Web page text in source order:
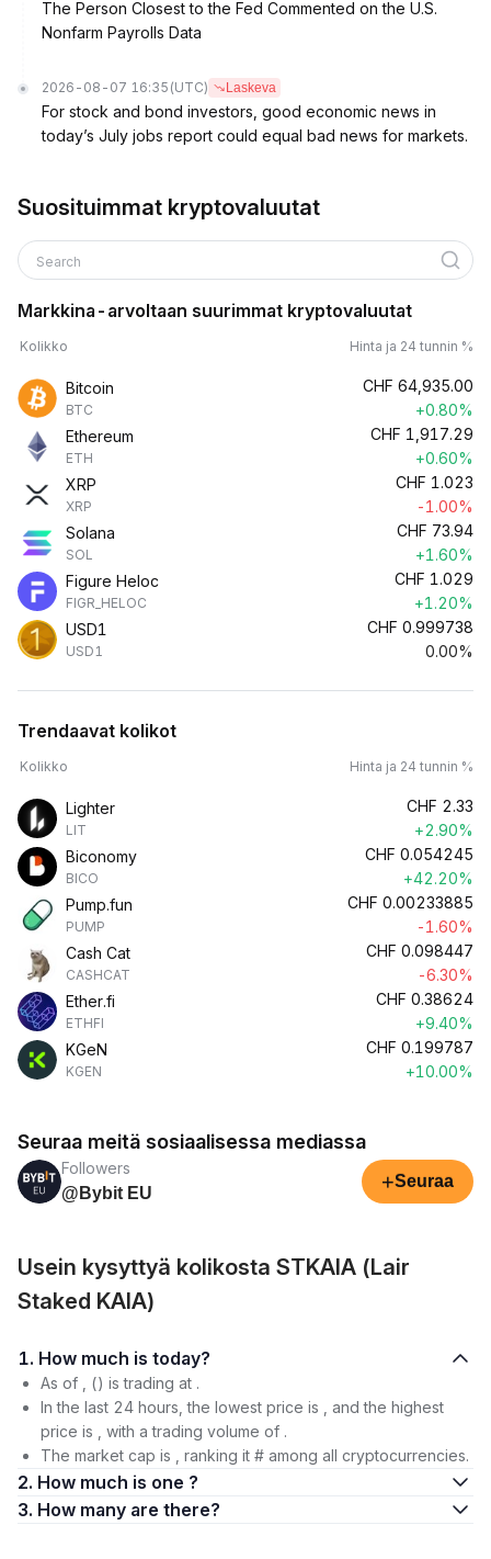
The Person Closest to the Fed Commented on the U.S.
Nonfarm Payrolls Data
2026-08-07 16:35 (UTC) Laskeva
For stock and bond investors, good economic news in
today’s July jobs report could equal bad news for markets.
Suosituimmat kryptovaluutat
Search
Markkina-arvoltaan suurimmat kryptovaluutat
Kolikko Hinta ja 24 tunnin %
Bitcoin
BTC
CHF 64,935.00
+0.80%
Ethereum
ETH
CHF 1,917.29
+0.60%
XRP
XRP
CHF 1.023
-1.00%
Solana
SOL
CHF 73.94
+1.60%
Figure Heloc
FIGR_HELOC
CHF 1.029
+1.20%
USD1
USD1
CHF 0.999738
0.00%
Trendaavat kolikot
Kolikko Hinta ja 24 tunnin %
Lighter
LIT
CHF 2.33
+2.90%
Biconomy
BICO
CHF 0.054245
+42.20%
Pump.fun
PUMP
CHF 0.00233885
-1.60%
Cash Cat
CASHCAT
CHF 0.098447
-6.30%
Ether.fi
ETHFI
CHF 0.38624
+9.40%
KGeN
KGEN
CHF 0.199787
+10.00%
Seuraa meitä sosiaalisessa mediassa
Followers
@Bybit EU
+Seuraa
Usein kysyttyä kolikosta STKAIA (Lair
Staked KAIA)
1. How much is today?
As of , () is trading at .
In the last 24 hours, the lowest price is , and the highest
price is , with a trading volume of .
The market cap is , ranking it # among all cryptocurrencies.
2. How much is one ?
3. How many are there?